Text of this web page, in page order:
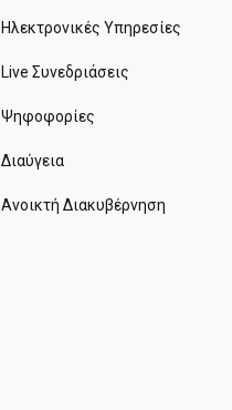
Ηλεκτρονικές Υπηρεσίες
Live Συνεδριάσεις
Ψηφοφορίες
Διαύγεια
Ανοικτή Διακυβέρνηση